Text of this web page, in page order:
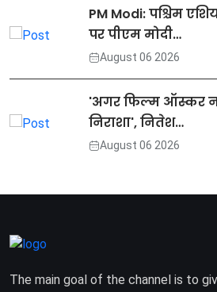
PM Modi: पश्चिम
पर पीएम मोदी…
August 06 2026
'अगर फिल्म ऑस्कर
निराशा', नितेश…
August 06 2026
The main goal of the channel is to